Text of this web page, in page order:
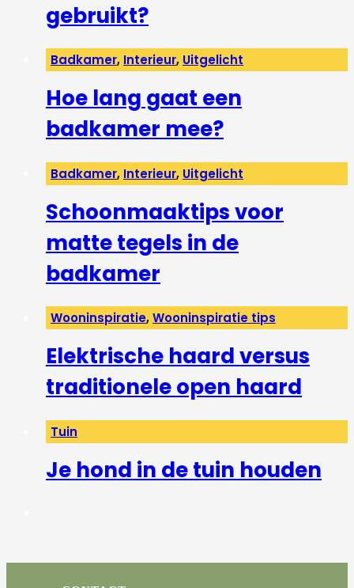
gebruikt?
Badkamer, Interieur, Uitgelicht
Hoe lang gaat een
badkamer mee?
Badkamer, Interieur, Uitgelicht
Schoonmaaktips voor
matte tegels in de
badkamer
Wooninspiratie,Wooninspiratie tips
Elektrische haard versus
traditionele open haard
Tuin
Je hond in de tuin houden